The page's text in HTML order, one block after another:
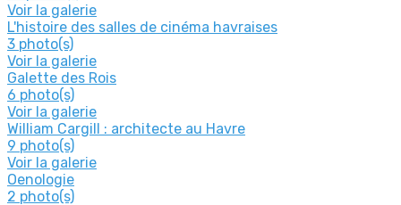
Voir la galerie
L'histoire des salles de cinéma havraises
3 photo(s)
Voir la galerie
Galette des Rois
6 photo(s)
Voir la galerie
William Cargill : architecte au Havre
9 photo(s)
Voir la galerie
Oenologie
2 photo(s)